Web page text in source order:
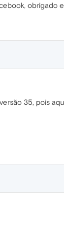
obrigado
35, pois